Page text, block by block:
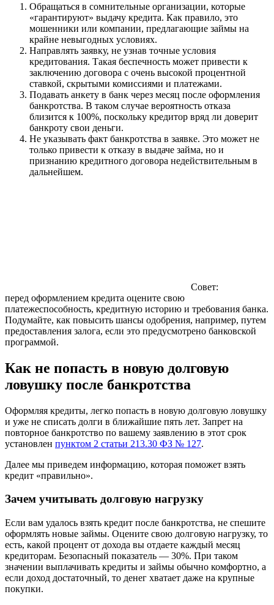
Обращаться в сомнительные организации, которые
«гарантируют» выдачу кредита. Как правило, это
мошенники или компании, предлагающие займы на
крайне невыгодных условиях.
Направлять заявку, не узнав точные условия
кредитования. Такая беспечность может привести к
заключению договора с очень высокой процентной
ставкой, скрытыми комиссиями и платежами.
Подавать анкету в банк через месяц после оформления
банкротства. В таком случае вероятность отказа
близится к 100%, поскольку кредитор вряд ли доверит
банкроту свои деньги.
Не указывать факт банкротства в заявке. Это может не
только привести к отказу в выдаче займа, но и
признанию кредитного договора недействительным в
дальнейшем.
Совет:
перед оформлением кредита оцените свою
платежеспособность, кредитную историю и требования банка.
Подумайте, как повысить шансы одобрения, например, путем
предоставления залога, если это предусмотрено банковской
программой.
Как не попасть в новую долговую
ловушку после банкротства
Оформляя кредиты, легко попасть в новую долговую ловушку
и уже не списать долги в ближайшие пять лет. Запрет на
повторное банкротство по вашему заявлению в этот срок
установлен пунктом 2 статьи 213.30 ФЗ № 127.
Далее мы приведем информацию, которая поможет взять
кредит «правильно».
Зачем учитывать долговую нагрузку
Если вам удалось взять кредит после банкротства, не спешите
оформлять новые займы. Оцените свою долговую нагрузку, то
есть, какой процент от дохода вы отдаете каждый месяц
кредиторам. Безопасный показатель — 30%. При таком
значении выплачивать кредиты и займы обычно комфортно, а
если доход достаточный, то денег хватает даже на крупные
покупки.